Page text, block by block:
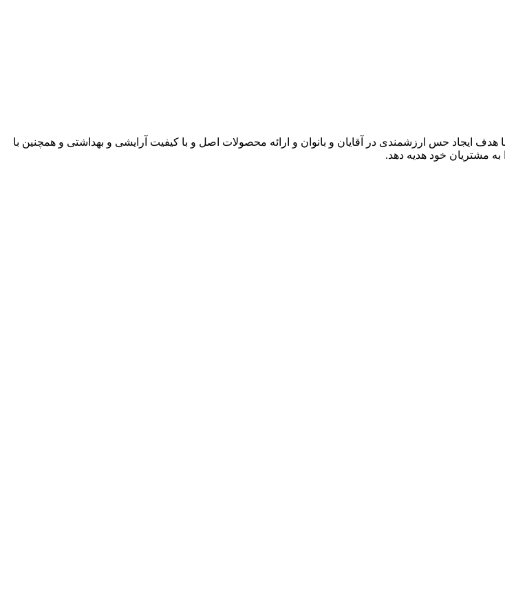
هدف ایجاد حس ارزشمندی در آقایان و بانوان و ارائه محصولات اصل و با کیفیت آرایشی و بهداشتی و همچنین با
مشتریان خود هدیه دهد.